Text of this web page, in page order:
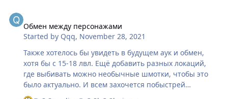
предметы не влияющие на мастерство, то есть просто
косметические предметы.
Обмен между персонажами
Started by Qqq, November 28, 2021
Также хотелось бы увидеть в будущем аук и обмен,
хотя бы с 15-18 лвл. Ещё добавить разных локаций,
где выбивать можно необычные шмотки, чтобы это
было актуально. И всем захочется побыстрей
качнуться.